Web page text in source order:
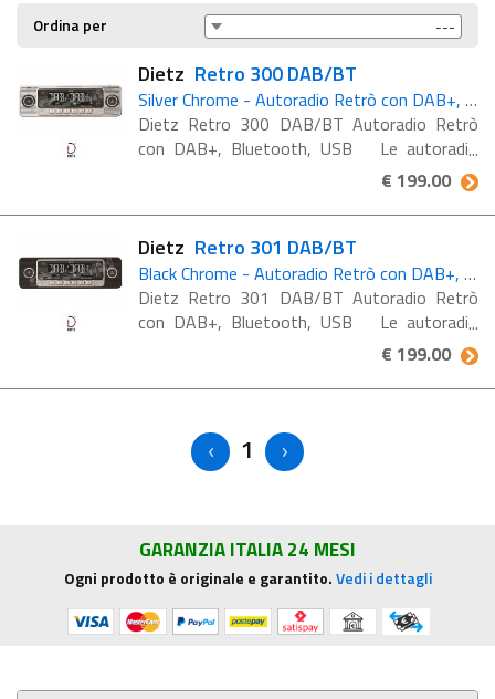
Ordina per
Dietz Retro 300 DAB/BT
Silver Chrome - Autoradio Retrò con DAB+, Bluetooth, USB
Dietz Retro 300 DAB/BT Autoradio Retrò
con DAB+, Bluetooth, USB Le autoradio
Retro 300 DAB/BT in finitura argento-cromo
e Retro 301 DAB/BT nero-cromo combinano
un design ispirato ...
€ 199.00
Dietz Retro 301 DAB/BT
Black Chrome - Autoradio Retrò con DAB+, Bluetooth, USB
Dietz Retro 301 DAB/BT Autoradio Retrò
con DAB+, Bluetooth, USB Le autoradio
Retro 301 DAB/BT nero-cromo e Retro 300
DAB/BT in finitura argento-cromo e
combinano un design ...
€ 199.00
1
GARANZIA ITALIA 24 MESI
Ogni prodotto è originale e garantito.Vedi i dettagli